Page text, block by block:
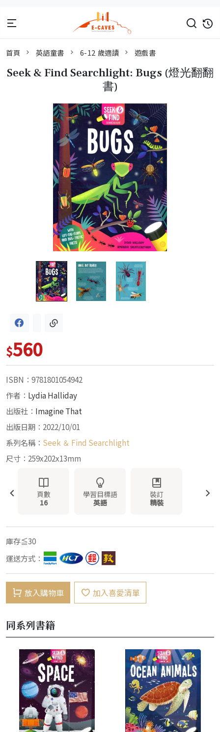
首頁 英語童書 6-12 歲適讀 遊戲書
Seek & Find Searchlight: Bugs (燈光翻翻
書)
$560
ISBN：9781801054942
作者： Lydia Halliday
出版社： Imagine That
出版日期：2022/10/01
系列名稱： Seek ＆ Find Searchlight
尺寸：259x202x13mm
頁數
16
學習目標語
英語
裝訂
精裝
庫存≦30
運送方式：
放入購物車 加入喜愛清單
同系列書籍